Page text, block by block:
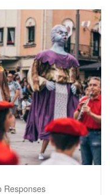
Responses